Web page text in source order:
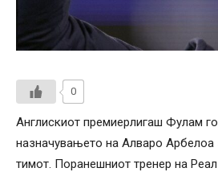
0
Англискиот премиерлигаш Фулам го
назначувањето на Алваро Арбелоа
тимот. Поранешниот тренер на